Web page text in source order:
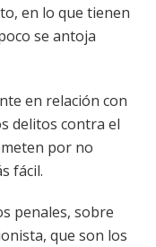
en lo que tienen
se antoja
en relación con
delitos contra el
por no
fácil.
penales, sobre
que son los